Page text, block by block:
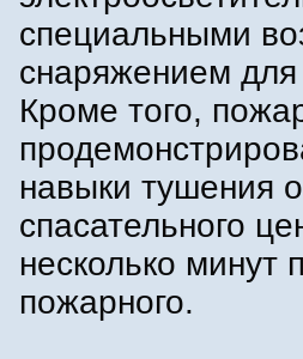
специальными
снаряжением
Кроме того,
навыки тушения
спасательного
несколько минут
пожарного.